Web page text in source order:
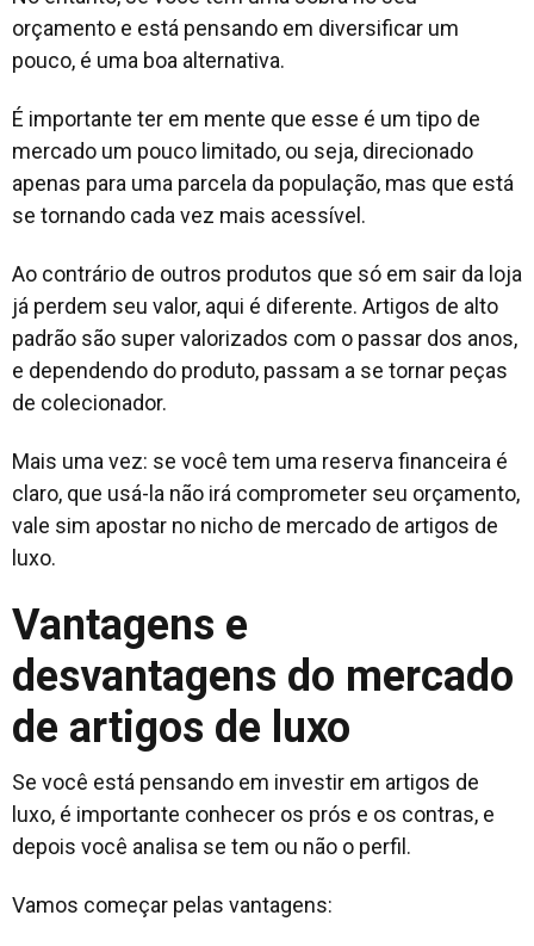
orçamento e está pensando em diversificar um
pouco, é uma boa alternativa.
É importante ter em mente que esse é um tipo de
mercado um pouco limitado, ou seja, direcionado
apenas para uma parcela da população, mas que está
se tornando cada vez mais acessível.
Ao contrário de outros produtos que só em sair da loja
já perdem seu valor, aqui é diferente. Artigos de alto
padrão são super valorizados com o passar dos anos,
e dependendo do produto, passam a se tornar peças
de colecionador.
Mais uma vez: se você tem uma reserva financeira é
claro, que usá-la não irá comprometer seu orçamento,
vale sim apostar no nicho de mercado de artigos de
luxo.
Vantagens e
desvantagens do mercado
de artigos de luxo
Se você está pensando em investir em artigos de
luxo, é importante conhecer os prós e os contras, e
depois você analisa se tem ou não o perfil.
Vamos começar pelas vantagens: